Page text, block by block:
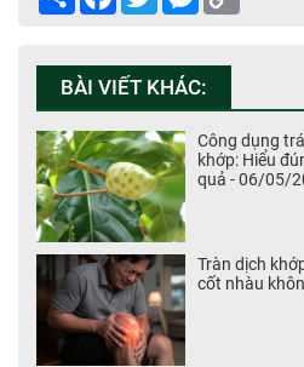
BÀI VIẾT KHÁC:
Công dụng
khớp: Hiểu
quả - 06/05/
Tràn dịch
cốt nhàu